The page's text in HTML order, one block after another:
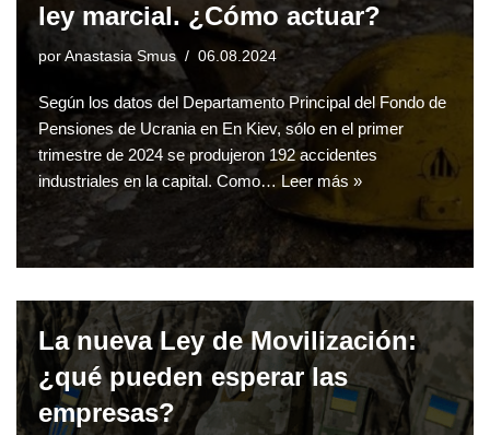
ley marcial. ¿Cómo actuar?
por Anastasia Smus 06.08.2024
Según los datos del Departamento Principal del Fondo de
Pensiones de Ucrania en En Kiev, sólo en el primer
trimestre de 2024 se produjeron 192 accidentes
industriales en la capital. Como…Leer más »
La nueva Ley de Movilización:
¿qué pueden esperar las
empresas?